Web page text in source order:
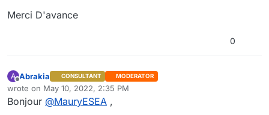
Merci D'avance
0
A
Offline
Abrakia CONSULTANT MODERATOR
wrote on May 10, 2022, 2:35 PM
last edited by
Bonjour @MauryESEA ,